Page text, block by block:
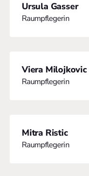
Ursula Gasser
Raumpflegerin
Viera Milojkovic
Raumpflegerin
Mitra Ristic
Raumpflegerin